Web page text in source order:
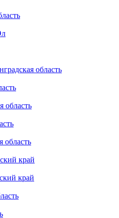
область
область
область
край
край